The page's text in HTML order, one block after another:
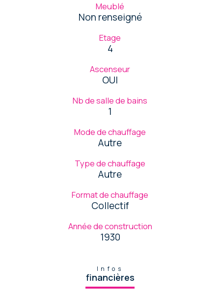
Meublé
Non renseigné
Etage
4
Ascenseur
OUI
Nb de salle de bains
1
Mode de chauffage
Autre
Type de chauffage
Autre
Format de chauffage
Collectif
Année de construction
1930
Infos
financières